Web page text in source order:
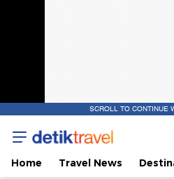
SCROLL TO CONTINUE
Home Travel News